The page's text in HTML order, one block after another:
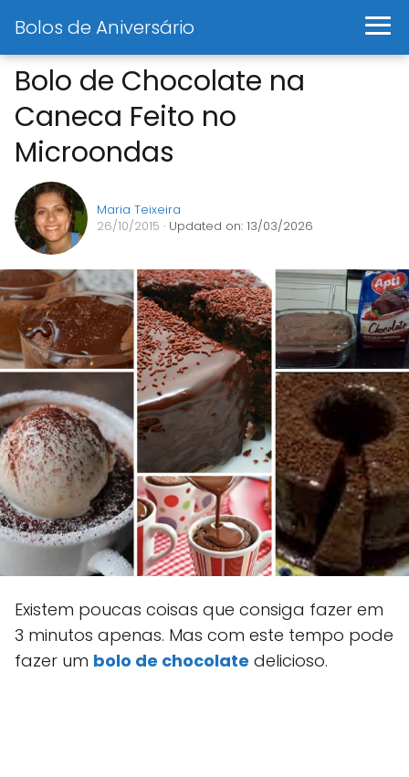
Bolos de Aniversário
Bolo de Chocolate na
Caneca Feito no
Microondas
Maria Teixeira
26/10/2015 · Updated on: 13/03/2026
Existem poucas coisas que consiga fazer em
3 minutos apenas. Mas com este tempo pode
fazer um bolo de chocolate delicioso.